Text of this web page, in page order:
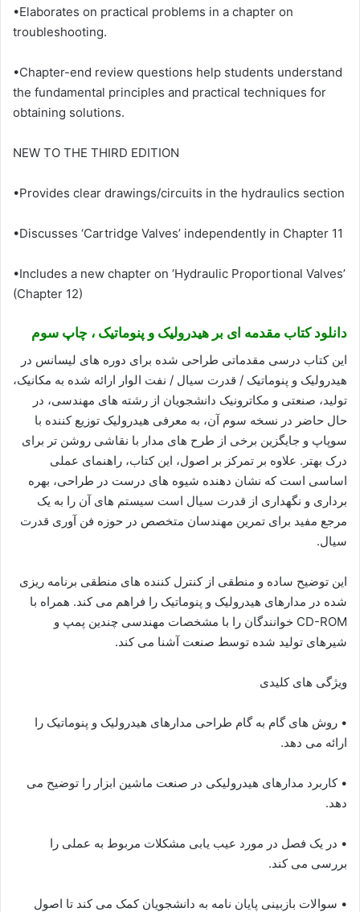
•Elaborates on practical problems in a chapter on
troubleshooting.
•Chapter-end review questions help students understand
the fundamental principles and practical techniques for
obtaining solutions.
NEW TO THE THIRD EDITION
•Provides clear drawings/circuits in the hydraulics section
•Discusses ‘Cartridge Valves’ independently in Chapter 11
•Includes a new chapter on ‘Hydraulic Proportional Valves’
(Chapter 12)
دانلود کتاب مقدمه ای بر هیدرولیک و پنوماتیک ، چاپ سوم
این کتاب درسی مقدماتی طراحی شده برای دوره های لیسانس در
هیدرولیک و پنوماتیک / قدرت سیال / نفت الوار ارائه شده به مکانیک،
تولید، صنعتی و مکاترونیک دانشجویان از رشته های مهندسی، در
حال حاضر در نسخه سوم آن، به معرفی هیدرولیک توزیع کننده با
سوپاپ و جایگزین برخی از طرح های مدار با نقاشی روشن تر برای
درک بهتر. علاوه بر تمرکز بر اصول، این کتاب، راهنمای عملی
اساسی است که نشان دهنده شیوه های درست در طراحی، بهره
برداری و نگهداری از قدرت سیال است سیستم های آن را به یک
مرجع مفید برای تمرین مهندسان متخصص در حوزه فن آوری قدرت
سیال.
این توضیح ساده و منطقی از کنترل کننده های منطقی برنامه ریزی
شده در مدارهای هیدرولیک و پنوماتیک را فراهم می کند. همراه با
CD-ROM خوانندگان را با مشخصات مهندسی چندین پمپ و
شیرهای تولید شده توسط صنعت آشنا می کند.
ویژگی های کلیدی
• روش های گام به گام طراحی مدارهای هیدرولیک و پنوماتیک را
ارائه می دهد.
• کاربرد مدارهای هیدرولیکی در صنعت ماشین ابزار را توضیح می
دهد.
• در یک فصل در مورد عیب یابی مشکلات مربوط به عملی را
بررسی می کند.
• سوالات بازبینی پایان نامه به دانشجویان کمک می کند تا اصول